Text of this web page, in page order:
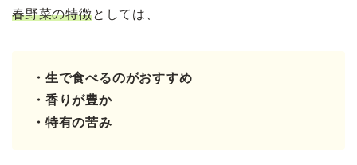
春野菜の特徴としては、
・生で食べるのがおすすめ
・香りが豊か
・特有の苦み